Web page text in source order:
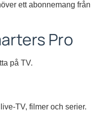
ett abonnemang
Pro
på TV.
TV, filmer och serier.